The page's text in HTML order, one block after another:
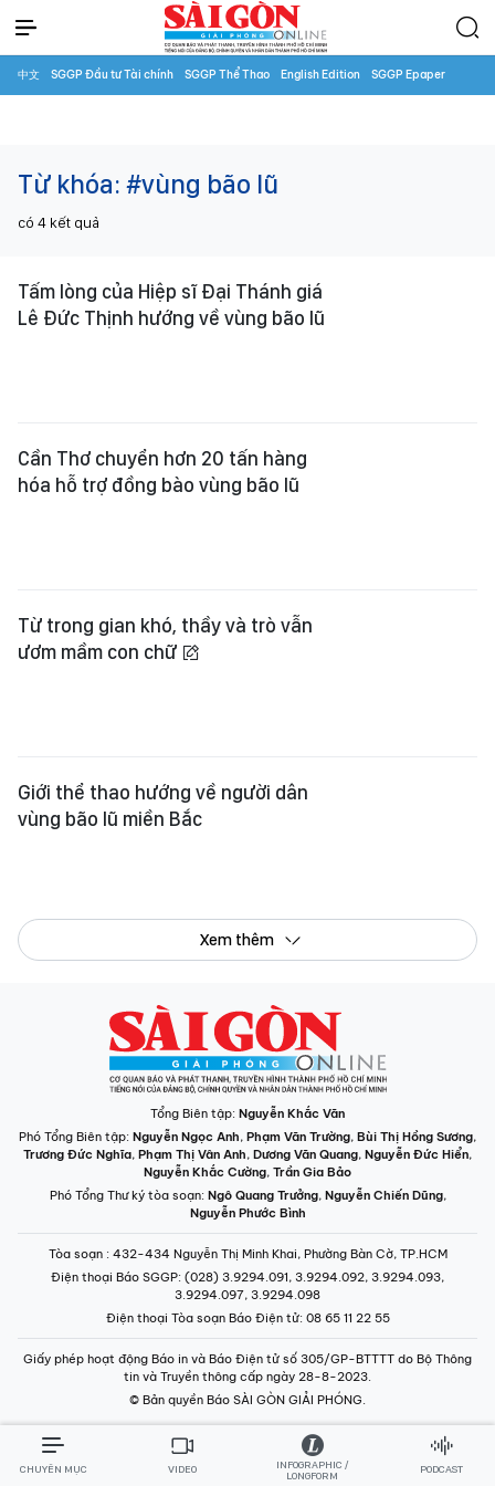
中文 SGGP Đầu tư Tài chính SGGP Thể Thao English Edition SGGP Epaper
Từ khóa: #vùng bão lũ
có 4 kết quả
Tấm lòng của Hiệp sĩ Đại Thánh giá
Lê Đức Thịnh hướng về vùng bão lũ
Cần Thơ chuyển hơn 20 tấn hàng
hóa hỗ trợ đồng bào vùng bão lũ
Từ trong gian khó, thầy và trò vẫn
ươm mầm con chữ
Giới thể thao hướng về người dân
vùng bão lũ miền Bắc
Xem thêm
Tổng Biên tập: Nguyễn Khắc Văn
Phó Tổng Biên tập: Nguyễn Ngọc Anh, Phạm Văn Trường, Bùi Thị Hồng Sương,
Trương Đức Nghĩa, Phạm Thị Vân Anh, Dương Văn Quang, Nguyễn Đức Hiển,
Nguyễn Khắc Cường, Trần Gia Bảo
Phó Tổng Thư ký tòa soạn: Ngô Quang Trưởng, Nguyễn Chiến Dũng,
Nguyễn Phước Bình
Tòa soạn : 432-434 Nguyễn Thị Minh Khai, Phường Bàn Cờ, TP.HCM
Điện thoại Báo SGGP: (028) 3.9294.091, 3.9294.092, 3.9294.093,
3.9294.097, 3.9294.098
Điện thoại Tòa soạn Báo Điện tử: 08 65 11 22 55
Giấy phép hoạt động Báo in và Báo Điện tử số 305/GP-BTTTT do Bộ Thông
tin và Truyền thông cấp ngày 28-8-2023.
© Bản quyền Báo SÀI GÒN GIẢI PHÓNG.
CHUYÊN MỤC VIDEO
INFOGRAPHIC /
LONGFORM
PODCAST